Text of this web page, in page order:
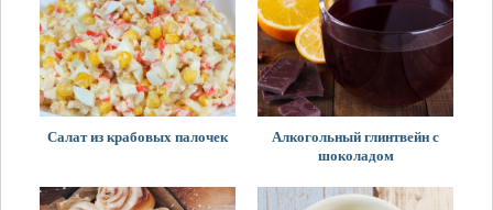
Салат из крабовых палочек
Алкогольный глинтвейн с
шоколадом